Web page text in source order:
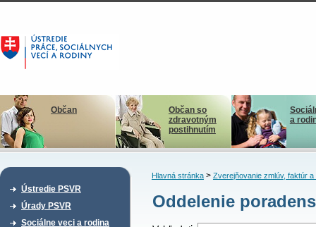
Občan
Občan so
zdravotným
postihnutím
a
Ústredie PSVR
Úrady PSVR
Sociálne veci a rodina
Hlavná stránka> Zverejňovanie zmlúv, faktúr a
Oddelenie